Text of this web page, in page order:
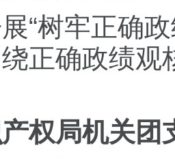
树牢正确政
正确政绩
权局机关团